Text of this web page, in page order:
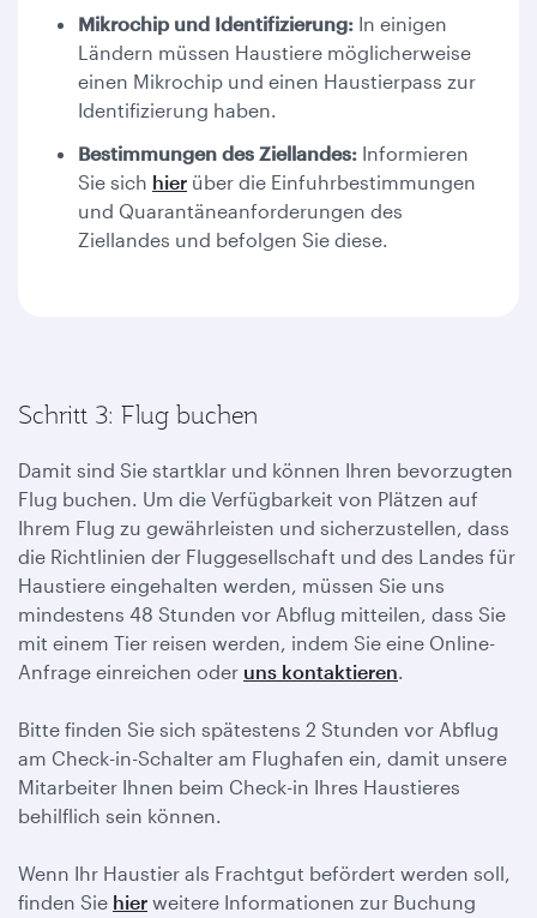
Mikrochip und Identifizierung: In einigen
Ländern müssen Haustiere möglicherweise
einen Mikrochip und einen Haustierpass zur
Identifizierung haben.
Bestimmungen des Ziellandes: Informieren
Sie sich hier über die Einfuhrbestimmungen
und Quarantäneanforderungen des
Ziellandes und befolgen Sie diese.
Schritt 3: Flug buchen
Damit sind Sie startklar und können Ihren bevorzugten
Flug buchen. Um die Verfügbarkeit von Plätzen auf
Ihrem Flug zu gewährleisten und sicherzustellen, dass
die Richtlinien der Fluggesellschaft und des Landes für
Haustiere eingehalten werden, müssen Sie uns
mindestens 48 Stunden vor Abflug mitteilen, dass Sie
mit einem Tier reisen werden, indem Sie eine Online-
Anfrage einreichen oder uns kontaktieren.
Bitte finden Sie sich spätestens 2 Stunden vor Abflug
am Check-in-Schalter am Flughafen ein, damit unsere
Mitarbeiter Ihnen beim Check-in Ihres Haustieres
behilflich sein können.
Wenn Ihr Haustier als Frachtgut befördert werden soll,
finden Sie hier weitere Informationen zur Buchung